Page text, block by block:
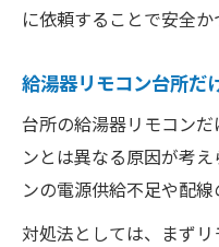
に依頼することで安全か
給湯器リモコン台所だ
台所の給湯器リモコン
ンとは異なる原因が考
ンの電源供給不足や配線
対処法としては、まず